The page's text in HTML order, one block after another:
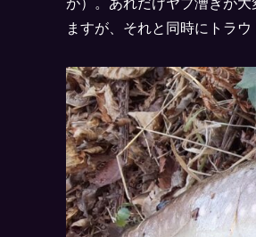
が）。あれだけヤブ漕ぎが
ますが、それと同時にトラ